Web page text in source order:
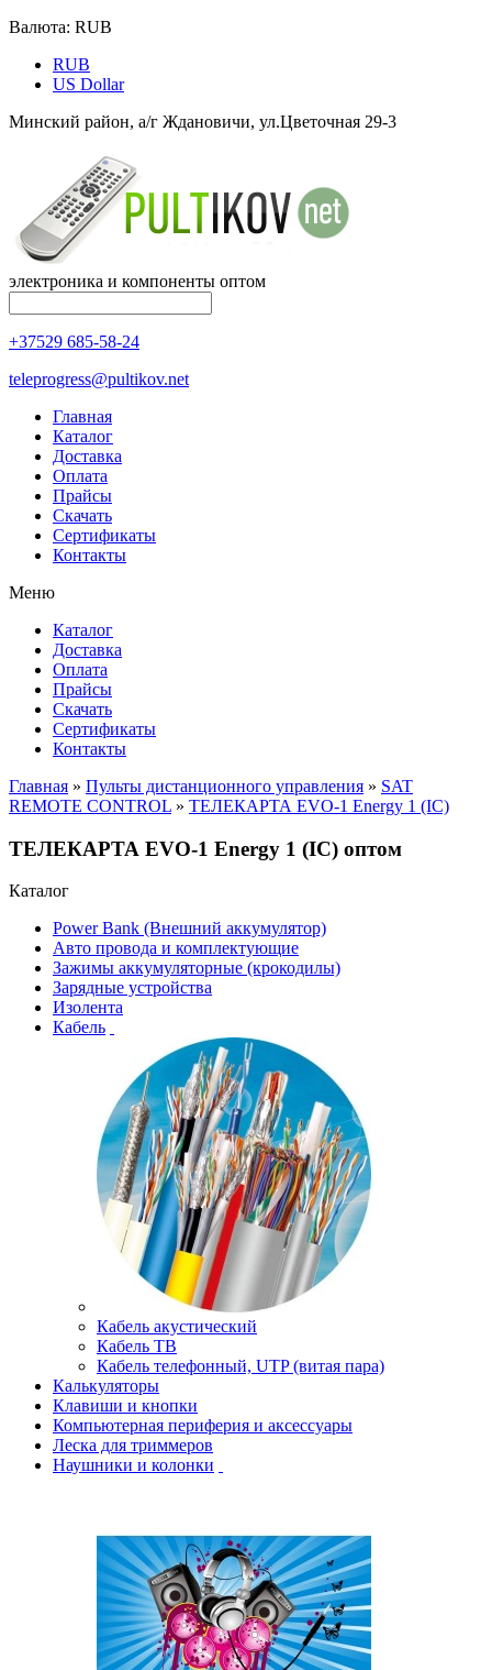
Валюта: RUB
RUB
US Dollar
Минский район, а/г Ждановичи, ул.Цветочная 29-3
электроника и компоненты оптом
+37529 685-58-24
teleprogress@pultikov.net
Главная
Каталог
Доставка
Оплата
Прайсы
Cкачать
Сертификаты
Контакты
Меню
Каталог
Доставка
Оплата
Прайсы
Cкачать
Сертификаты
Контакты
Главная » Пульты дистанционного управления » SAT
REMOTE CONTROL » ТЕЛЕКАРТА EVO-1 Energy 1 (IC)
ТЕЛЕКАРТА EVO-1 Energy 1 (IC) оптом
Каталог
Power Bank (Внешний аккумулятор)
Авто провода и комплектующие
Зажимы аккумуляторные (крокодилы)
Зарядные устройства
Изолента
Кабель
Кабель акустический
Кабель ТВ
Кабель телефонный, UTP (витая пара)
Калькуляторы
Клавиши и кнопки
Компьютерная периферия и аксессуары
Леска для триммеров
Наушники и колонки